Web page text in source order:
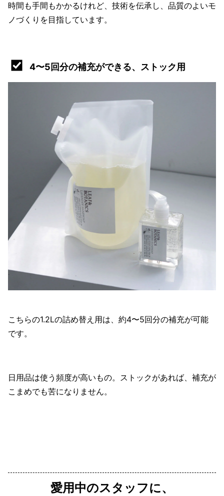
時間も手間もかかるけれど、技術を伝承し、品質のよいモ
ノづくりを目指しています。
4〜5回分の補充ができる、ストック用
こちらの1.2Lの詰め替え用は、約4〜5回分の補充が可能
です。
日用品は使う頻度が高いもの。ストックがあれば、補充が
こまめでも苦になりません。
愛用中のスタッフに、